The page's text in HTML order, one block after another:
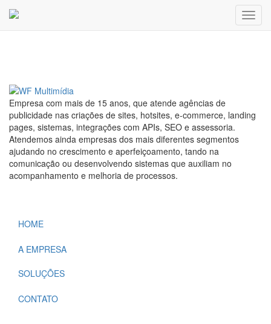
Publicado em: 24/06/2016
Empresa com mais de 15 anos, que atende agências de
publicidade nas criações de sites, hotsites, e-commerce, landing
pages, sistemas, integrações com APIs, SEO e assessoria.
Atendemos ainda empresas dos mais diferentes segmentos
ajudando no crescimento e aperfeiçoamento, tando na
comunicação ou desenvolvendo sistemas que auxiliam no
acompanhamento e melhoria de processos.
HOME
A EMPRESA
SOLUÇÕES
CONTATO